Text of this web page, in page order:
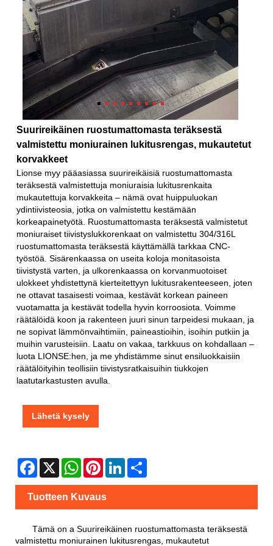
Suurireikäinen ruostumattomasta teräksestä
valmistettu moniurainen lukitusrengas, mukautetut
korvakkeet
Lionse myy pääasiassa suurireikäisiä ruostumattomasta
teräksestä valmistettuja moniuraisia ​​lukitusrenkaita
mukautettuja korvakkeita – nämä ovat huippuluokan
ydintiivisteosia, jotka on valmistettu kestämään
korkeapainetyötä. Ruostumattomasta teräksestä valmistetut
moniuraiset tiivistyslukkorenkaat on valmistettu 304/316L
ruostumattomasta teräksestä käyttämällä tarkkaa CNC-
työstöä. Sisärenkaassa on useita koloja monitasoista
tiivistystä varten, ja ulkorenkaassa on korvanmuotoiset
ulokkeet yhdistettynä kierteitettyyn lukitusrakenteeseen, joten
ne ottavat tasaisesti voimaa, kestävät korkean paineen
vuotamatta ja kestävät todella hyvin korroosiota. Voimme
räätälöidä koon ja rakenteen juuri sinun tarpeidesi mukaan, ja
ne sopivat lämmönvaihtimiin, paineastioihin, isoihin putkiin ja
muihin varusteisiin. Laatu on vakaa, tarkkuus on kohdallaan –
luota LIONSE:hen, ja me yhdistämme sinut ensiluokkaisiin
räätälöityihin teollisiin tiivistysratkaisuihin tiukkojen
laatutarkastusten avulla.
Lähetä kysely
Facebook
X WhatsAppPinterestLinkedIn
Tuotteen Kuvaus
Tämä on a Suurireikäinen ruostumattomasta teräksestä
valmistettu moniurainen lukitusrengas, mukautetut